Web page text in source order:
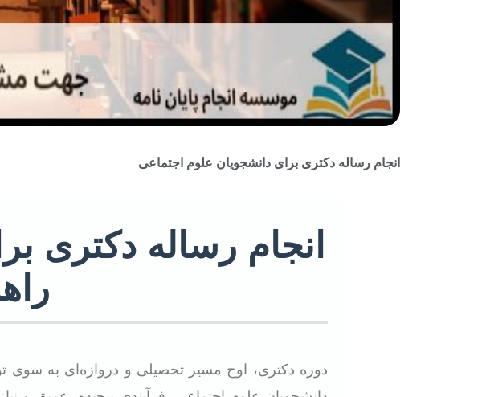
انجام رساله دکتری برای دانشجویان علوم اجتماعی
انجام رساله دکتری
دوره دکتری، اوج مسیر تحصیلی و دروازه‌ای به سوی